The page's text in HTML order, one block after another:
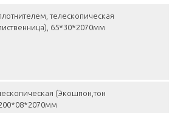
телескопическая
65*30*2070мм
(Экошпон,тон